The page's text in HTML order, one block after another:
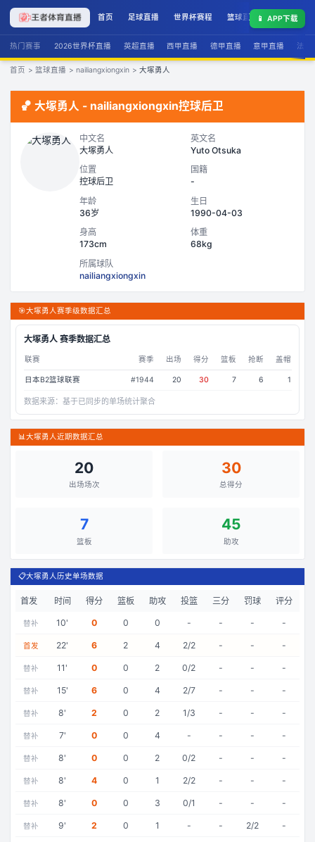
首页 足球直播 世界杯赛程 篮球直播 联赛积分
📱 APP下载
热门赛事 2026世界杯直播 英超直播 西甲直播 德甲直播 意甲直播 法甲
首页 > 篮球直播 > nailiangxiongxin > 大塚勇人
🏀 大塚勇人 - nailiangxiongxin控球后卫
中文名
大塚勇人
英文名
Yuto Otsuka
位置
控球后卫
国籍
-
年龄
36岁
生日
1990-04-03
身高
173cm
体重
68kg
所属球队
nailiangxiongxin
🎯大塚勇人赛季级数据汇总
大塚勇人赛季数据汇总
联赛 赛季 出场 得分 篮板 抢断 盖帽
日本B2篮球联赛 #1944 20 30 7 6 1
数据来源： 基于已同步的单场统计聚合
📊大塚勇人近期数据汇总
20
出场场次
30
总得分
7
篮板
45
助攻
📋大塚勇人历史单场数据
首发 时间 得分 篮板 助攻 投篮 三分 罚球 评分
替补 10' 0 0 0 - - - -
首发 22' 6 2 4 2/2 - - -
替补 11' 0 0 2 0/2 - - -
替补 15' 6 0 4 2/7 - - -
替补 8' 2 0 2 1/3 - - -
替补 7' 0 0 4 - - - -
替补 8' 0 0 2 0/2 - - -
替补 8' 4 0 1 2/2 - - -
替补 8' 0 0 3 0/1 - - -
替补 9' 2 0 1 - - 2/2 -